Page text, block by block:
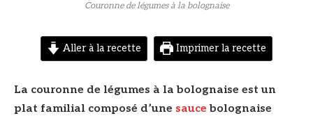
Couronne de légumes à la bolognaise
Aller à la recette Imprimer la recette
La couronne de légumes à la bolognaise est un
plat familial composé d’une sauce bolognaise